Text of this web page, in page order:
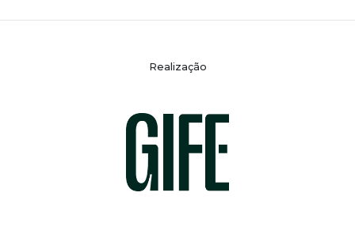
Realização